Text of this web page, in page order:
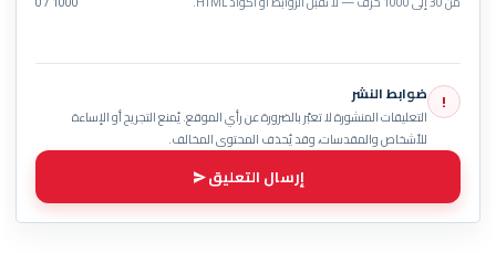
! ضوابط النشر
التعليقات المنشورة لا تعبّر بالضرورة عن رأي الموقع. يُمنع التجريح أو الإساءة
للأشخاص والمقدسات، وقد يُحذف المحتوى المخالف.
إرسال التعليق